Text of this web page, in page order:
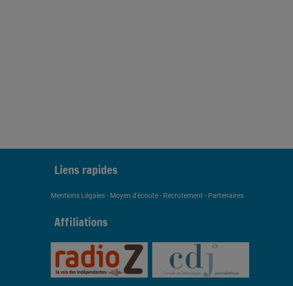
Liens rapides
Mentions Légales- Moyen d'écoute- Recrutement - Partenaires
Affiliations